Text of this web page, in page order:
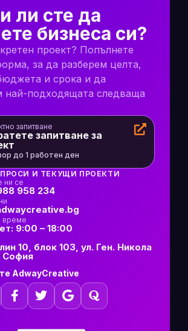
ли сте да
бизнеса си?
проект? Попълнете
за да разберем целта,
и срока и да
най-подходящата следваща
запитване
запитване за
до 1 работен ден
И ТЕКУЩИ ПРОЕКТИ
ни се
958 234
време
9:00 – 18:00
10, блок 103, ул. Ген. Никола
София
AdwayCreative